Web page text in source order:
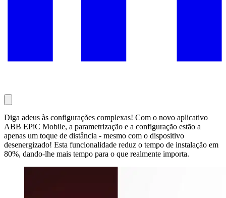
Diga adeus às configurações complexas! Com o novo aplicativo
ABB EPiC Mobile, a parametrização e a configuração estão a
apenas um toque de distância - mesmo com o dispositivo
desenergizado! Esta funcionalidade reduz o tempo de instalação em
80%, dando-lhe mais tempo para o que realmente importa.